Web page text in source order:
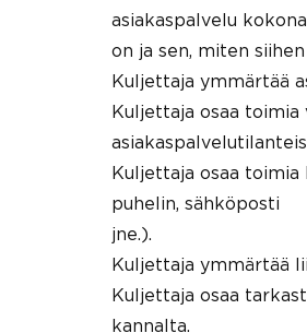
asiakaspalvelu
on ja sen, miten siihen
Kuljettaja ymmärtää
Kuljettaja osaa toimia
Kuljettaja osaa toimia
puhelin, sähköposti
jne.).
Kuljettaja ymmärtää
Kuljettaja osaa
kannalta.